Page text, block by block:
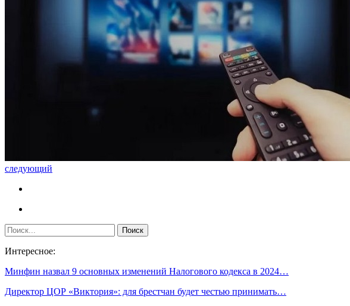
следующий
Интересное:
Минфин назвал 9 основных изменений Налогового кодекса в 2024…
Директор ЦОР «Виктория»: для брестчан будет честью принимать…